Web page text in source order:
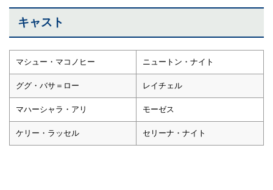
キャスト
マシュー・マコノヒー ニュートン・ナイト
ググ・バサ＝ロー レイチェル
マハーシャラ・アリ モーゼス
ケリー・ラッセル セリーナ・ナイト